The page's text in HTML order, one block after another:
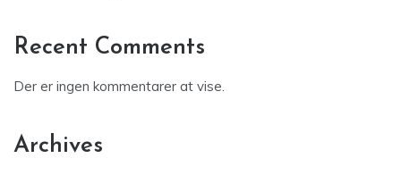
Recent Comments
Der er ingen kommentarer at vise.
Archives